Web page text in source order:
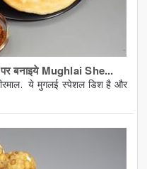
बनाइये Mughlai She...
ये मुगलई स्पेशल डिश है और